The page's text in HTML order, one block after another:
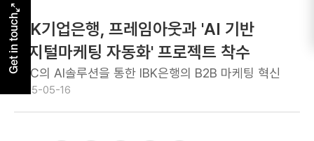
Get in touchIBK기업은행, 프레임아웃과 'AI 기반
디지털마케팅 자동화' 프로젝트 착수
AXC의 AI솔루션을 통한 IBK은행의 B2B 마케팅 혁신
2025-05-16